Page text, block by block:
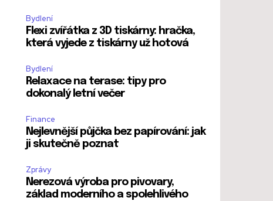
Bydlení
Flexi zvířátka z 3D tiskárny: hračka,
která vyjede z tiskárny už hotová
Bydlení
Relaxace na terase: tipy pro
dokonalý letní večer
Finance
Nejlevnější půjčka bez papírování: jak
ji skutečně poznat
Zprávy
Nerezová výroba pro pivovary,
základ moderního a spolehlivého